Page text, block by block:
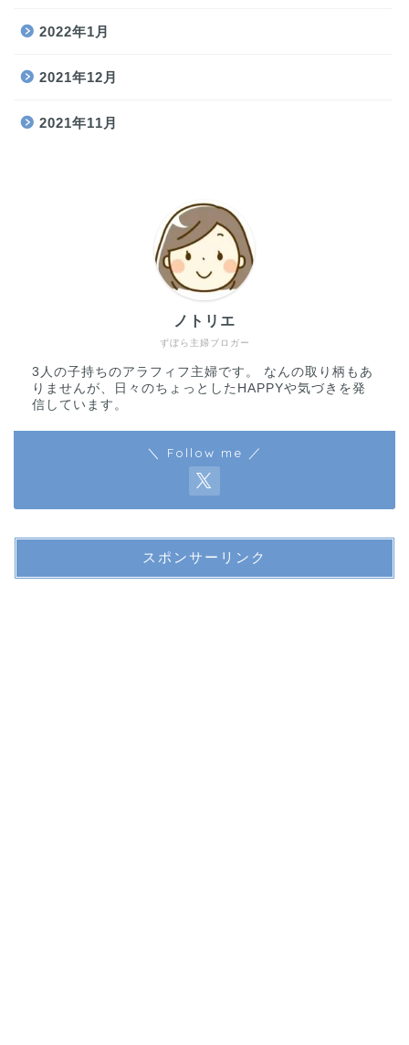
2022年1月
2021年12月
2021年11月
ずぼら主婦ブロガー
ノトリエ
3人の子持ちのアラフィフ主婦です。 なんの取り柄もあ
りませんが、日々のちょっとしたHAPPYや気づきを発
信しています。
＼ Follow me ／
スポンサーリンク